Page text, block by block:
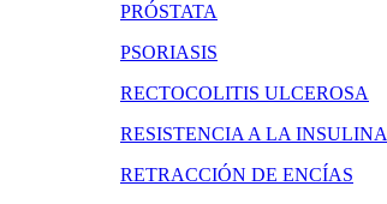
PRÓSTATA
PSORIASIS
RECTOCOLITIS ULCEROSA
RESISTENCIA A LA INSULINA
RETRACCIÓN DE ENCÍAS